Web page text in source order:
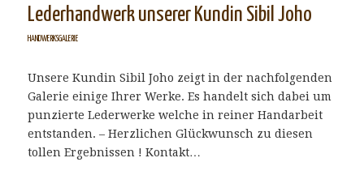
Lederhandwerk unserer Kundin Sibil Joho
HANDWERKSGALERIE
Unsere Kundin Sibil Joho zeigt in der nachfolgenden
Galerie einige Ihrer Werke. Es handelt sich dabei um
punzierte Lederwerke welche in reiner Handarbeit
entstanden. – Herzlichen Glückwunsch zu diesen
tollen Ergebnissen ! Kontakt…